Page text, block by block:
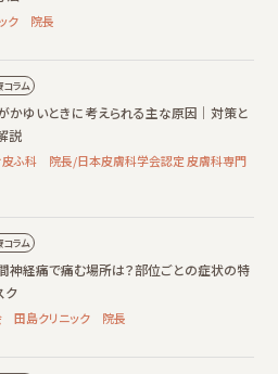
ク 院長
ラム
がかゆいときに考えられる主な原因｜対策と
説
ふ科 院長/日本皮膚科学会認定 皮膚科専門
ラム
間神経痛で痛む場所は？部位ごとの症状の特
ク
田島クリニック 院長